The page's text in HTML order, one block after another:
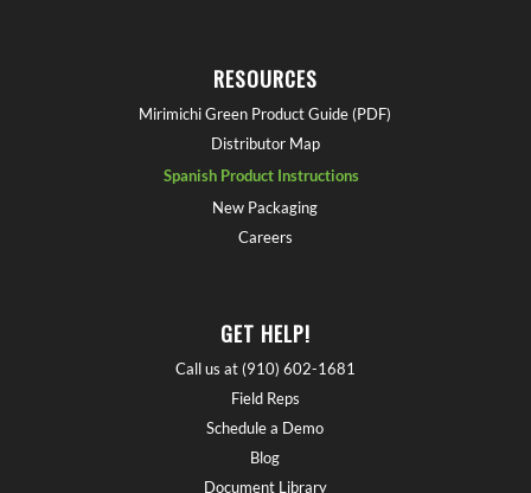
RESOURCES
Mirimichi Green Product Guide (PDF)
Distributor Map
Spanish Product Instructions
New Packaging
Careers
GET HELP!
Call us at (910) 602-1681
Field Reps
Schedule a Demo
Blog
Document Library